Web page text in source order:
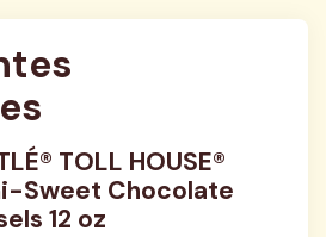
TOLL HOUSE®
Sweet Chocolate
12 oz